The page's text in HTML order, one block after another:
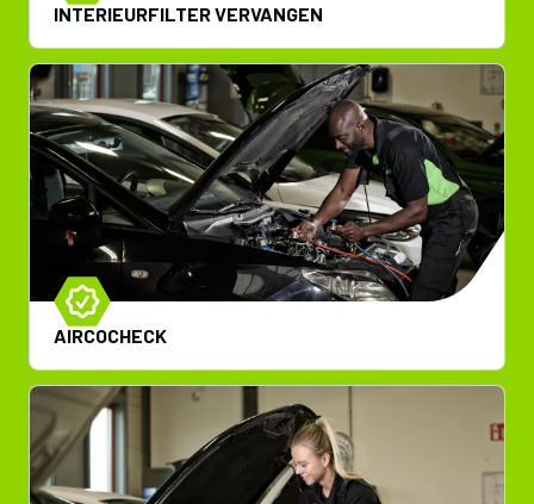
INTERIEURFILTER VERVANGEN
AIRCOCHECK